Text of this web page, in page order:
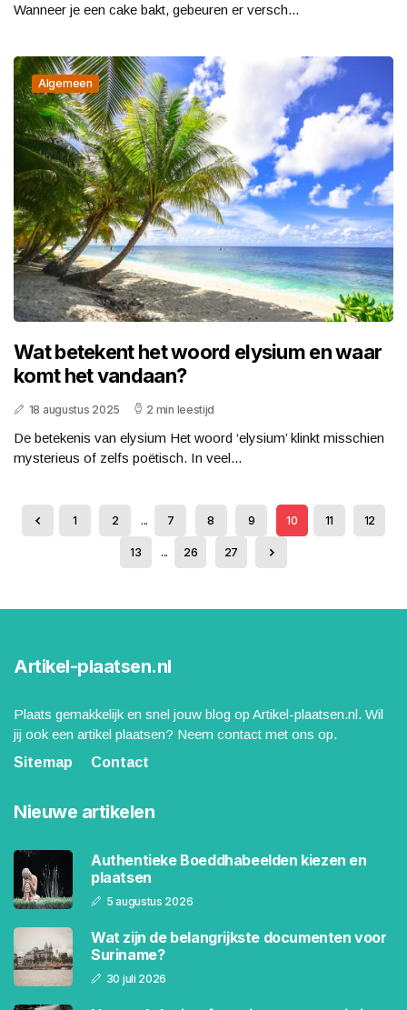
Wanneer je een cake bakt, gebeuren er versch...
Algemeen
Wat betekent het woord elysium en waar
komt het vandaan?
18 augustus 2025 2 min leestijd
De betekenis van elysium Het woord ‘elysium’ klinkt misschien
mysterieus of zelfs poëtisch. In veel...
1 2 ... 7 8 9 10 11 12
13 ... 26 27
Artikel-plaatsen.nl
Plaats gemakkelijk en snel jouw blog op Artikel-plaatsen.nl. Wil
jij ook een artikel plaatsen? Neem contact met ons op.
Sitemap
Contact
Nieuwe artikelen
Authentieke Boeddhabeelden kiezen en
plaatsen
5 augustus 2026
Wat zijn de belangrijkste documenten voor
Suriname?
30 juli 2026